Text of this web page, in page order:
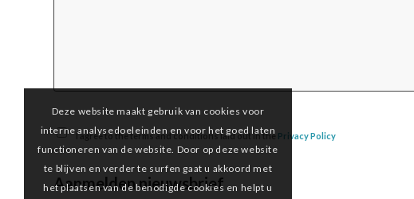
I agree to the terms and conditions laid out in the Privacy Policy
Aanmelden nieuwsbrief
Deze website maakt gebruik van cookies voor
interne analysedoeleinden en voor het goed laten
functioneren van de website. Door op deze website
te blijven en verder te surfen gaat u akkoord met
het plaatsen van de benodigde cookies en helpt u